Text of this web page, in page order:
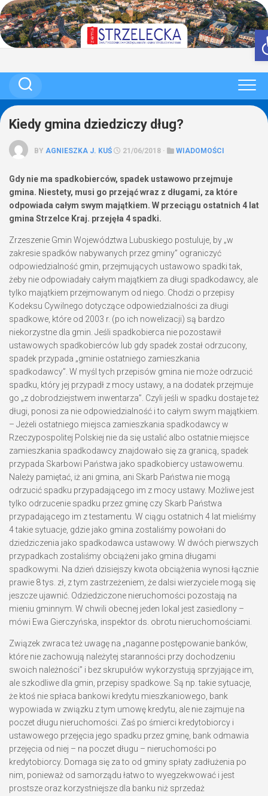
Skip
to
content
Kiedy gmina dziedziczy dług?
BY AGNIESZKA J. KUŚ 21/06/2018 · WIADOMOŚCI
Gdy nie ma spadkobierców, spadek ustawowo przejmuje
gmina. Niestety, musi go przejąć wraz z długami, za które
odpowiada całym swym majątkiem. W przeciągu ostatnich 4 lat
gmina Strzelce Kraj. przejęła 4 spadki.
Zrzeszenie Gmin Województwa Lubuskiego postuluje, by „w
zakresie spadków nabywanych przez gminy” ograniczyć
odpowiedzialność gmin, przejmujących ustawowo spadki tak,
żeby nie odpowiadały całym majątkiem za długi spadkodawcy, ale
tylko majątkiem przejmowanym od niego. Chodzi o przepisy
Kodeksu Cywilnego dotyczące odpowiedzialności za długi
spadkowe, które od 2003 r. (po ich nowelizacji) są bardzo
niekorzystne dla gmin. Jeśli spadkobierca nie pozostawił
ustawowych spadkobierców lub gdy spadek został odrzucony,
spadek przypada „gminie ostatniego zamieszkania
spadkodawcy”. W myśl tych przepisów gmina nie może odrzucić
spadku, który jej przypadł z mocy ustawy, a na dodatek przejmuje
go „z dobrodziejstwem inwentarza”. Czyli jeśli w spadku dostaje też
długi, ponosi za nie odpowiedzialność i to całym swym majątkiem.
– Jeżeli ostatniego miejsca zamieszkania spadkodawcy w
Rzeczypospolitej Polskiej nie da się ustalić albo ostatnie miejsce
zamieszkania spadkodawcy znajdowało się za granicą, spadek
przypada Skarbowi Państwa jako spadkobiercy ustawowemu.
Należy pamiętać, iż ani gmina, ani Skarb Państwa nie mogą
odrzucić spadku przypadającego im z mocy ustawy. Możliwe jest
tylko odrzucenie spadku przez gminę czy Skarb Państwa
przypadającego im z testamentu. W ciągu ostatnich 4 lat mieliśmy
4 takie sytuacje, gdzie jako gmina zostaliśmy powołani do
dziedziczenia jako spadkodawca ustawowy. W dwóch pierwszych
przypadkach zostaliśmy obciążeni jako gmina długami
spadkowymi. Na dzień dzisiejszy kwota obciążenia wynosi łącznie
prawie 8 tys. zł, z tym zastrzeżeniem, że dalsi wierzyciele mogą się
jeszcze ujawnić. Odziedziczone nieruchomości pozostają na
mieniu gminnym. W chwili obecnej jeden lokal jest zasiedlony –
mówi Ewa Gierczyńska, inspektor ds. obrotu nieruchomościami.
Związek zwraca też uwagę na „naganne postępowanie banków,
które nie zachowują należytej staranności przy dochodzeniu
swoich należności” i bez skrupułów wykorzystują sprzyjające im,
ale szkodliwe dla gmin, przepisy spadkowe. Są np. takie sytuacje,
że ktoś nie spłaca bankowi kredytu mieszkaniowego, bank
wypowiada w związku z tym umowę kredytu, ale nie zajmuje na
poczet długu nieruchomości. Zaś po śmierci kredytobiorcy i
ustawowego przejęcia jego spadku przez gminę, bank odmawia
przejęcia od niej – na poczet długu – nieruchomości po
kredytobiorcy. Domaga się za to od gminy spłaty zadłużenia po
nim, ponieważ od samorządu łatwo to wyegzekwować i jest
prostsze oraz korzystniejsze dla banku niż sprzedaż